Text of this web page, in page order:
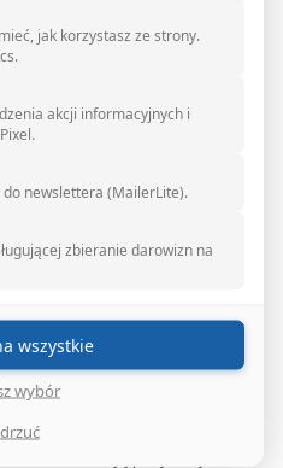
psychoanalityczna
oraz certyfikowana analityczka
(Gesellschaft für Bindungsanalyse
i wczesnej relacji rodzic-
szkolenia i warsztaty dla
wpływem przekazu
na rozwój więzi i poczucia
oraz psychoterapeutka
jak korzystasz ze strony.
akcji informacyjnych i
do newslettera (MailerLite).
zbieranie darowizn na
wybór
wszystkie